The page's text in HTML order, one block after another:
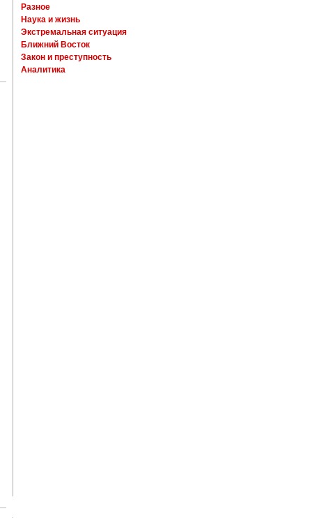
Разное
Наука и жизнь
Экстремальная ситуация
Ближний Восток
Закон и преступность
Аналитика